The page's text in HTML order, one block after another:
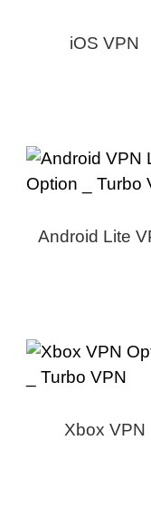
iOS VPN
Android Lite
Xbox VPN